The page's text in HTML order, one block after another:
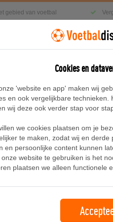
gebied van voetbal
heren - Zwart
Nike Tech
Merk:Nike
99,99
Cookies en
'website en app' maken wij
en ook vergelijkbare technieken.
wij deze ook verder stap voor
we cookies plaatsen om je
te maken, zodat wij en
en persoonlijke content kunnen
website te gebruiken is het
plaatsen we alleen functionele